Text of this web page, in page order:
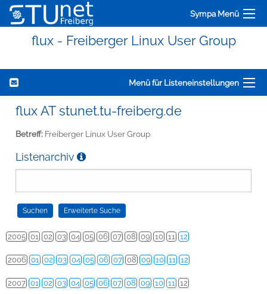
Sympa Menü
flux - Freiberger Linux User Group
Menü für Listeneinstellungen
flux AT stunet.tu-freiberg.de
Betreff: Freiberger Linux User Group
Listenarchiv
2005 01 02 03 04 05 06 07 08 09 10 11 12
2006 01 02 03 04 05 06 07 08 09 10 11 12
2007 01 02 03 04 05 06 07 08 09 10 11 12